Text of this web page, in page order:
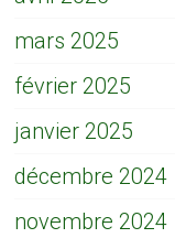
mars 2025
février 2025
janvier 2025
décembre 2024
novembre 2024